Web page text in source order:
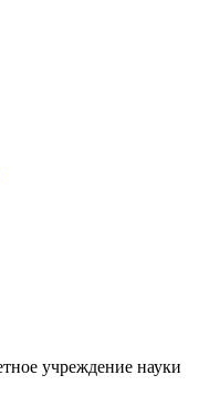
учреждение науки